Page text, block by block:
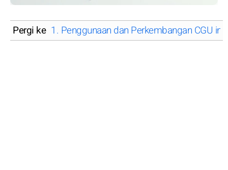
Pergi ke 1. Penggunaan dan Perkembangan CGU ini